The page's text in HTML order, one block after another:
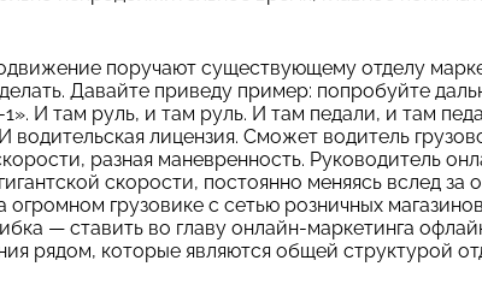
поручают существующему отделу
Давайте приведу пример: попробуйте
И там руль, и там руль. И там педали, и там
водительская лицензия. Сможет водитель
разная маневренность. Руководитель
скорости, постоянно меняясь вслед
грузовике с сетью розничных
— ставить во главу онлайн-маркетинга
рядом, которые являются общей структурой